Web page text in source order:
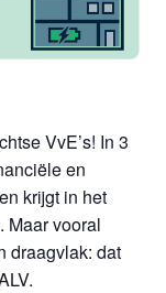
VvE’s! In 3
en
krijgt in het
Maar vooral
draagvlak: dat